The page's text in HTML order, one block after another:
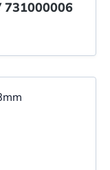
731000006